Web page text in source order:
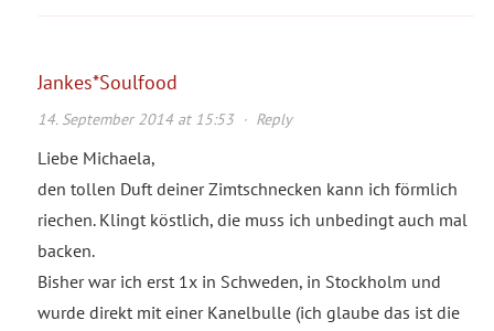
Jankes*Soulfood
14. September 2014 at 15:53· Reply
Liebe Michaela,
den tollen Duft deiner Zimtschnecken kann ich förmlich
riechen. Klingt köstlich, die muss ich unbedingt auch mal
backen.
Bisher war ich erst 1x in Schweden, in Stockholm und
wurde direkt mit einer Kanelbulle (ich glaube das ist die